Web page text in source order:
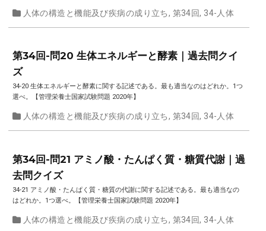
人体の構造と機能及び疾病の成り立ち, 第34回, 34-人体
第34回-問20 生体エネルギーと酵素｜過去問クイ
ズ
34-20 生体エネルギーと酵素に関する記述である。最も適当なのはどれか。1つ
選べ。【管理栄養士国家試験問題 2020年】
人体の構造と機能及び疾病の成り立ち, 第34回, 34-人体
第34回-問21 アミノ酸・たんぱく質・糖質代謝｜過
去問クイズ
34-21 アミノ酸・たんぱく質・糖質の代謝に関する記述である。最も適当なの
はどれか。1つ選べ。【管理栄養士国家試験問題 2020年】
人体の構造と機能及び疾病の成り立ち, 第34回, 34-人体